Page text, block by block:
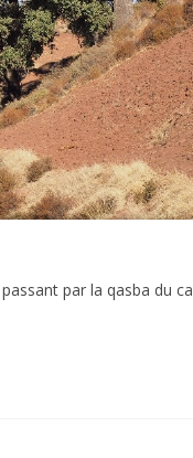
par la qasba du